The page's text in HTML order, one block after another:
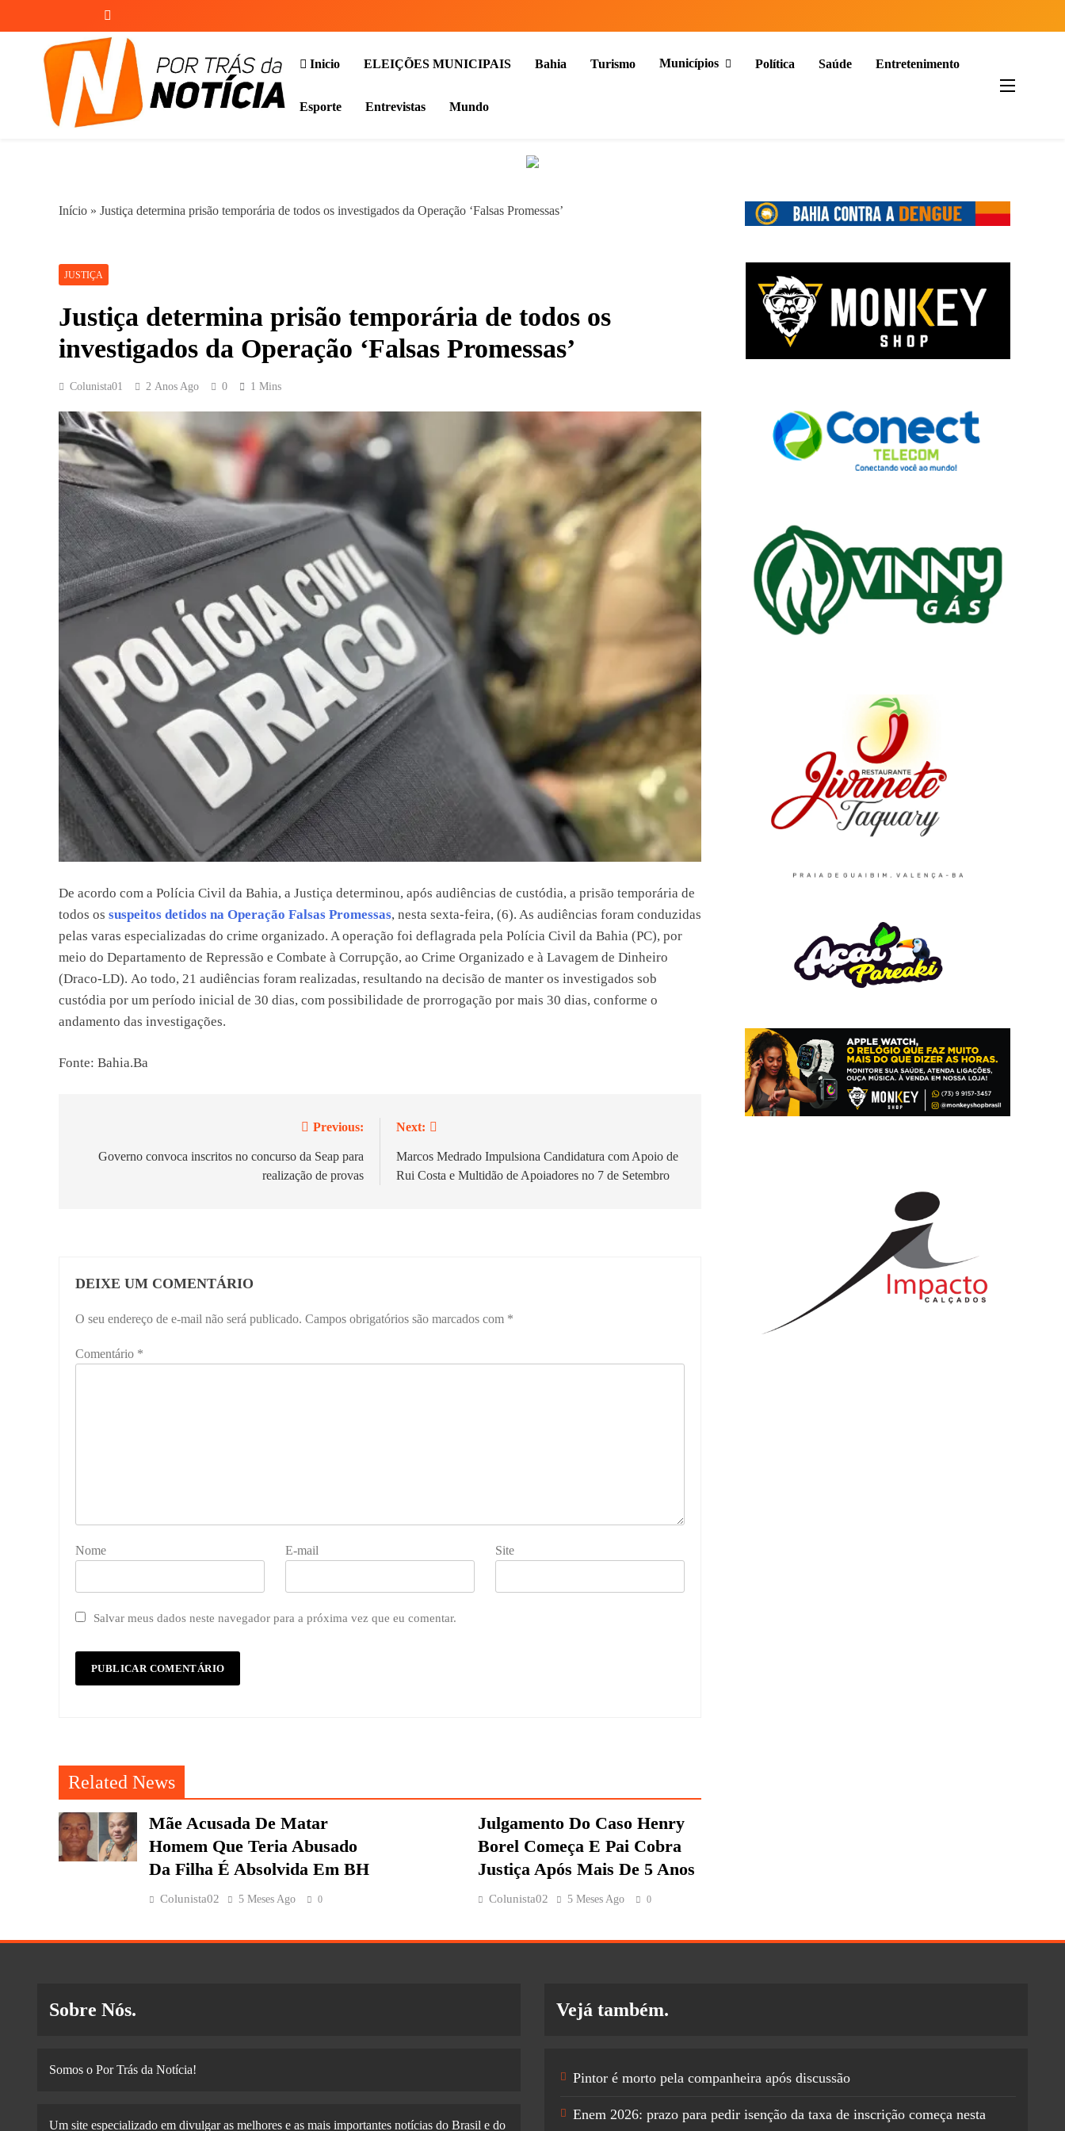
Inicio ELEIÇÕES MUNICIPAIS Bahia Turismo Municípios Política Saúde Entretenimento
Esporte Entrevistas Mundo
Início » Justiça determina prisão temporária de todos os investigados da Operação ‘Falsas Promessas’
JUSTIÇA
Justiça determina prisão temporária de todos os
investigados da Operação ‘Falsas Promessas’
Colunista01 2 Anos Ago 0 1 Mins
De acordo com a Polícia Civil da Bahia, a Justiça determinou, após audiências de custódia, a prisão temporária de
todos os suspeitos detidos na Operação Falsas Promessas, nesta sexta-feira, (6). As audiências foram conduzidas
pelas varas especializadas do crime organizado. A operação foi deflagrada pela Polícia Civil da Bahia (PC), por
meio do Departamento de Repressão e Combate à Corrupção, ao Crime Organizado e à Lavagem de Dinheiro
(Draco-LD). Ao todo, 21 audiências foram realizadas, resultando na decisão de manter os investigados sob
custódia por um período inicial de 30 dias, com possibilidade de prorrogação por mais 30 dias, conforme o
andamento das investigações.
Fonte: Bahia.Ba
Previous:
Governo convoca inscritos no concurso da Seap para
realização de provas
Next:
Marcos Medrado Impulsiona Candidatura com Apoio de
Rui Costa e Multidão de Apoiadores no 7 de Setembro
DEIXE UM COMENTÁRIO
O seu endereço de e-mail não será publicado. Campos obrigatórios são marcados com *
Comentário *
Nome E-mail Site
Salvar meus dados neste navegador para a próxima vez que eu comentar.
Related News
Mãe Acusada De Matar
Homem Que Teria Abusado
Da Filha É Absolvida Em BH
Colunista02 5 Meses Ago 0
Julgamento Do Caso Henry
Borel Começa E Pai Cobra
Justiça Após Mais De 5 Anos
Colunista02 5 Meses Ago 0
Sobre Nós.
Somos o Por Trás da Notícia!
Um site especializado em divulgar as melhores e as mais importantes notícias do Brasil e do
Vejá também.
Pintor é morto pela companheira após discussão
Enem 2026: prazo para pedir isenção da taxa de inscrição começa nesta